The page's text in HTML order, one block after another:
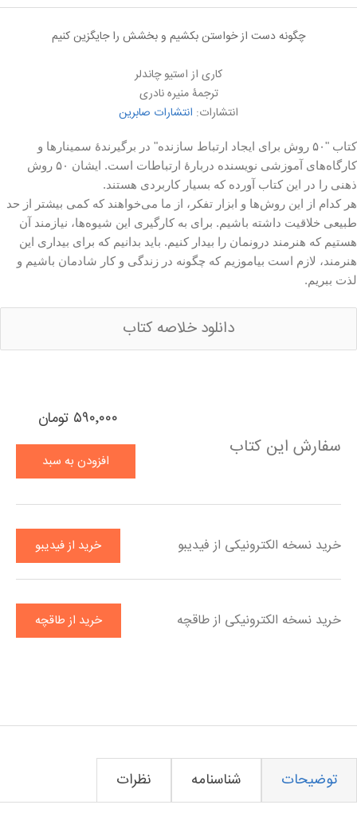
چگونه دست از خواستن بکشیم و بخشش را جایگزین کنیم
کاری از استیو چاندلر
ترجمۀ منیره نادری
انتشارات: انتشارات صابرین
کتاب "۵۰ روش برای ایجاد ارتباط سازنده" در برگیرندهٔ سمینارها و
کارگاه‌های آموزشی نویسنده دربارهٔ ارتباطات است. ایشان ۵۰ روش
ذهنی را در این کتاب آورده که بسیار کاربردی هستند.
هر کدام از این روش‌ها و ابزار تفکر، از ما می‌خواهند که کمی بیشتر از حد
طبیعی خلاقیت داشته باشیم. برای به کارگیری این شیوه‌ها، نیازمند آن
هستیم که هنرمند درونمان را بیدار کنیم. باید بدانیم که برای بیداری این
هنرمند، لازم است بیاموزیم که چگونه در زندگی و کار شادمان باشیم و
لذت ببریم.
دانلود خلاصه کتاب
سفارش این کتاب
۵۹۰٬۰۰۰ تومان
افزودن به سبد
خرید نسخه الکترونیکی از فیدیبو خرید از فیدیبو
خرید نسخه الکترونیکی از طاقچه خرید از طاقچه
توضیحات شناسنامه نظرات